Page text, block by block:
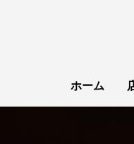
ホーム